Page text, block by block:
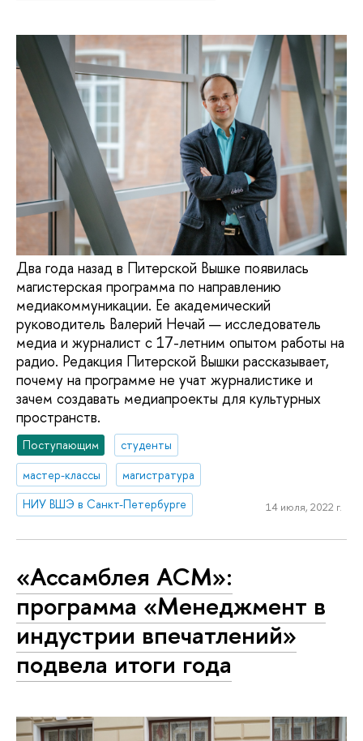
Два года назад в Питерской Вышке появилась
магистерская программа по направлению
медиакоммуникации. Ее академический
руководитель Валерий Нечай — исследователь
медиа и журналист с 17-летним опытом работы на
радио. Редакция Питерской Вышки рассказывает,
почему на программе не учат журналистике и
зачем создавать медиапроекты для культурных
пространств.
Поступающим
студенты
мастер-классы
магистратура
НИУ ВШЭ в Санкт-Петербурге
14 июля, 2022 г.
«Ассамблея ACM»:
программа «Менеджмент в
индустрии впечатлений»
подвела итоги года